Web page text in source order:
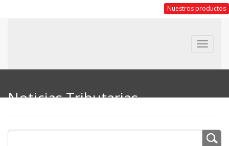
Nuestros productos
Toggle
Noticias Tributarias